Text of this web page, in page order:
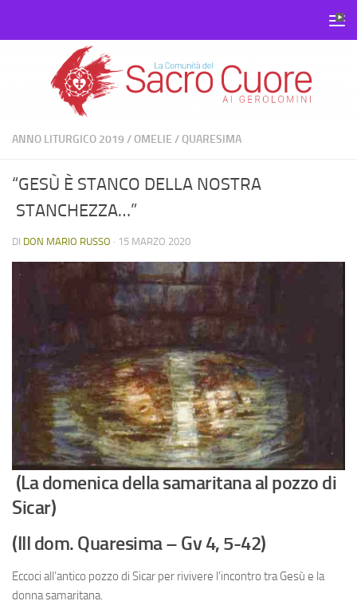
ANNO LITURGICO 2019 /OMELIE /QUARESIMA
“GESÙ È STANCO DELLA NOSTRA
STANCHEZZA…”
DI DON MARIO RUSSO · 15 MARZO 2020
(La domenica della samaritana al pozzo di
Sicar)
(III dom. Quaresima – Gv 4, 5-42)
Eccoci all’antico pozzo di Sicar per rivivere l’incontro tra Gesù e la
donna samaritana.